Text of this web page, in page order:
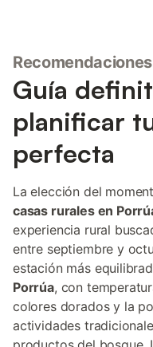
Guía
planificar
perfecta
La elección del
casas rurales en
experiencia rural
entre septiembre y
estación más
Porrúa, con
colores dorados y la
actividades